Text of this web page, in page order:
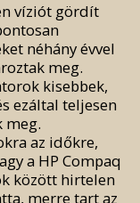
víziót gördít
néhány évvel
meg.
kisebbek,
ezáltal teljesen
meg.
az időkre,
a HP Compaq
között hirtelen
merre tart az